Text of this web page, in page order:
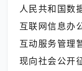
人民共和国数
互联网信息办
互动服务管理
现向社会公开